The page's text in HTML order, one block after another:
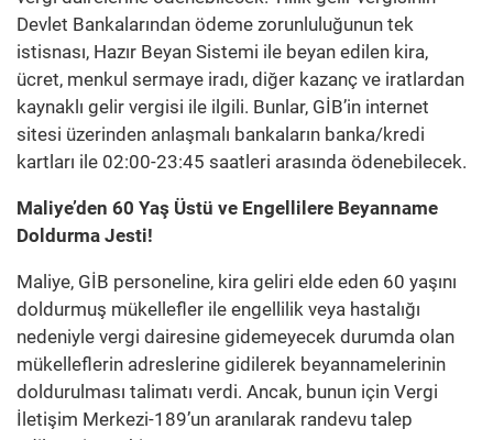
Devlet Bankalarından ödeme zorunluluğunun tek
istisnası, Hazır Beyan Sistemi ile beyan edilen kira,
ücret, menkul sermaye iradı, diğer kazanç ve iratlardan
kaynaklı gelir vergisi ile ilgili. Bunlar, GİB’in internet
sitesi üzerinden anlaşmalı bankaların banka/kredi
kartları ile 02:00-23:45 saatleri arasında ödenebilecek.
Maliye’den 60 Yaş Üstü ve Engellilere Beyanname
Doldurma Jesti!
Maliye, GİB personeline, kira geliri elde eden 60 yaşını
doldurmuş mükellefler ile engellilik veya hastalığı
nedeniyle vergi dairesine gidemeyecek durumda olan
mükelleflerin adreslerine gidilerek beyannamelerinin
doldurulması talimatı verdi. Ancak, bunun için Vergi
İletişim Merkezi-189’un aranılarak randevu talep